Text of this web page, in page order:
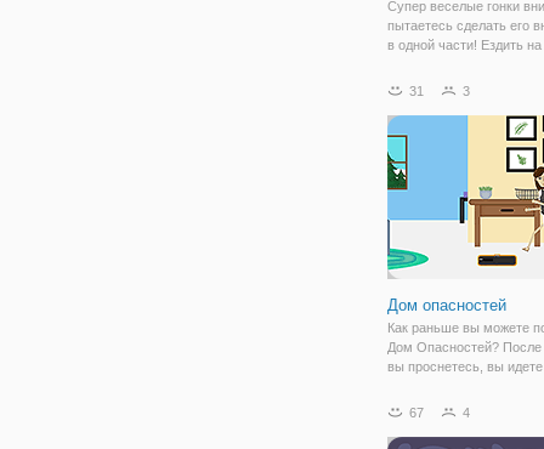
Супер веселые гонки
пытаетесь сделать его
в одной части! Ездить на
посмотреть, если вы
превышать 1000, и вы
приземлиться
31 3
Дом опасностей
Как раньше вы можете
Дом Опасностей? После
вы проснетесь, вы
поливаете цветы и
как вы идете на работу.
67 4